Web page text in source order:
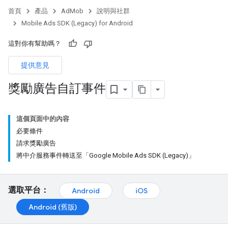
首頁 產品 AdMob
說明與社群
Mobile Ads SDK (Legacy) for Android
這對你有幫助嗎？
提供意見
獎勵廣告自訂事件
這個頁面中的內容
必要條件
請求獎勵廣告
將中介服務事件轉送至「Google Mobile Ads SDK (Legacy)」
選取平台： Android
iOS
Android (舊版)